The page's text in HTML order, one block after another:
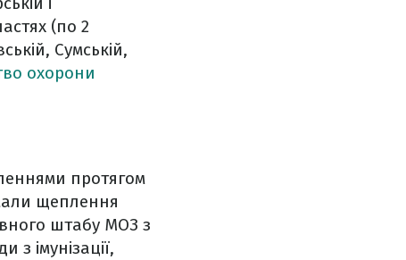
(по 2
Сумській,
охорони
протягом
щеплення
штабу МОЗ з
з імунізації,